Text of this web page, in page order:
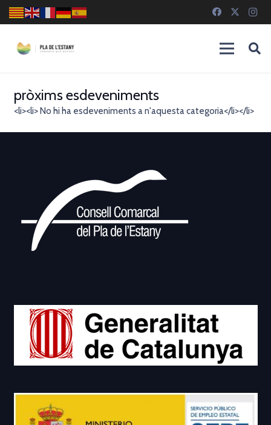
pròxims esdeveniments
<li><li> No hi ha esdeveniments a n'aquesta categoria</li></li>